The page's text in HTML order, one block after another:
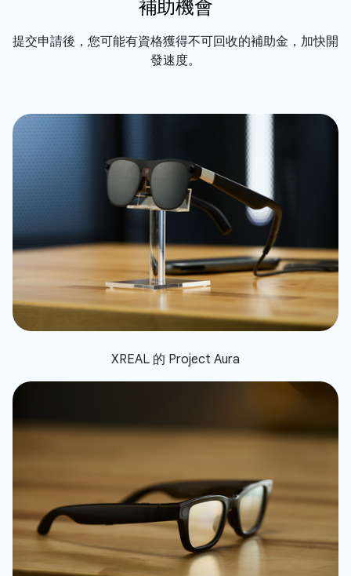
補助機會
提交申請後，您可能有資格獲得不可回收的補助金，加快開
發速度。
XREAL 的 Project Aura